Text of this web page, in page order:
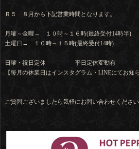
Ｒ５ ８月から下記営業時間となります。
月曜～金曜→ １０時～１６時(最終受付14時半)
土曜日→ １０時～１５時(最終受付14時)
日曜・祝日定休 平日定休変動有
【毎月の休業日はインスタグラム・LINEにてお知
ご質問ございましたら気軽にお問い合わせください